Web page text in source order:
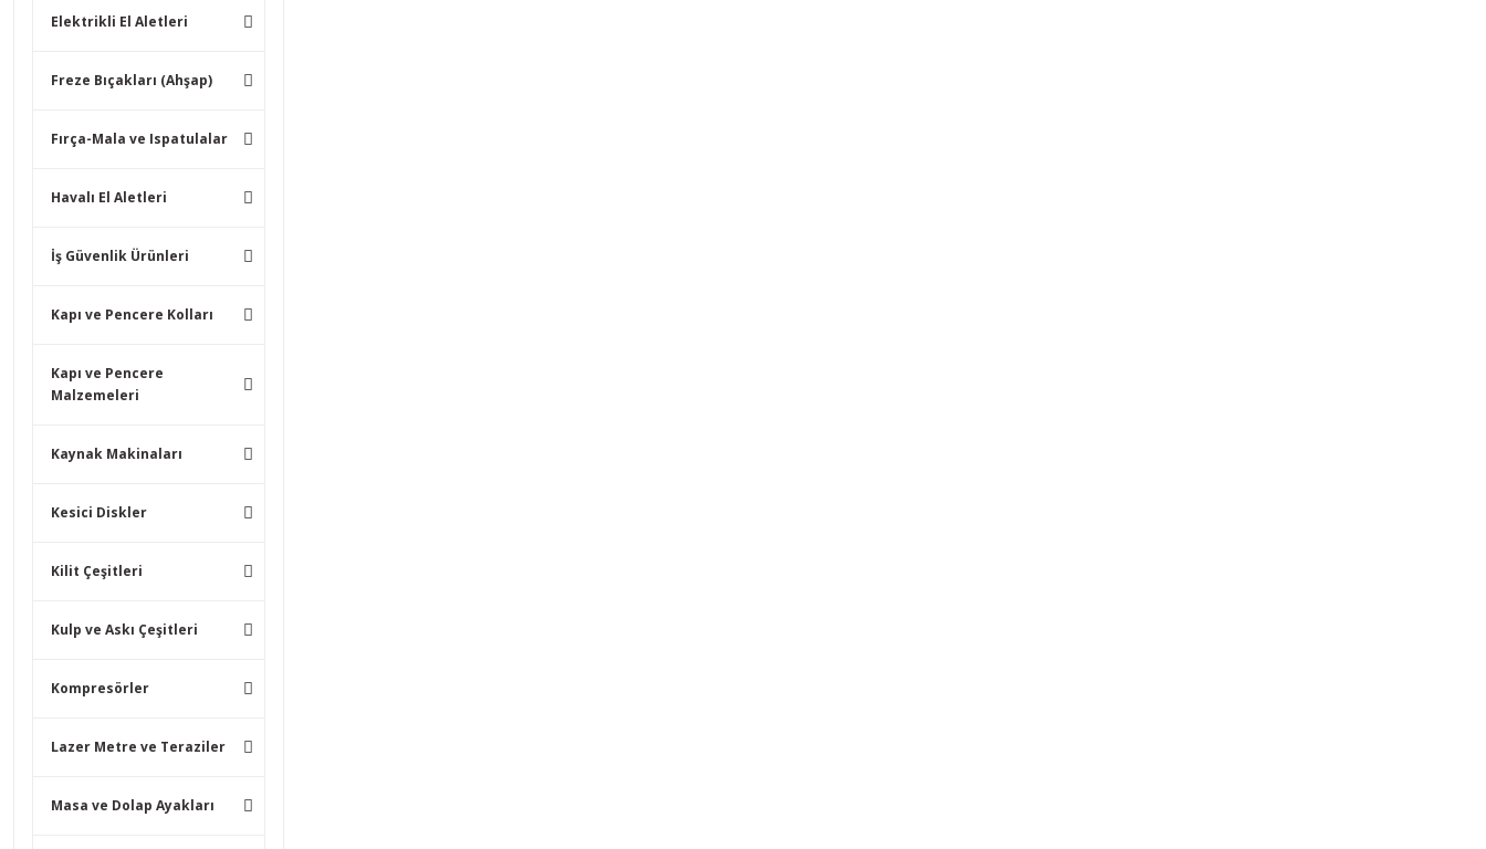
Elektrikli El Aletleri
Freze Bıçakları (Ahşap)
Fırça-Mala ve Ispatulalar
Havalı El Aletleri
İş Güvenlik Ürünleri
Kapı ve Pencere Kolları
Kapı ve Pencere
Malzemeleri
Kaynak Makinaları
Kesici Diskler
Kilit Çeşitleri
Kulp ve Askı Çeşitleri
Kompresörler
Lazer Metre ve Teraziler
Masa ve Dolap Ayakları